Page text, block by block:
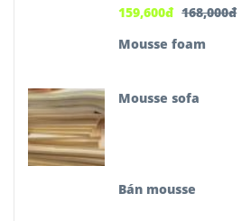
159,600đ 168,000đ
Mousse foam
Mousse sofa
Bán mousse